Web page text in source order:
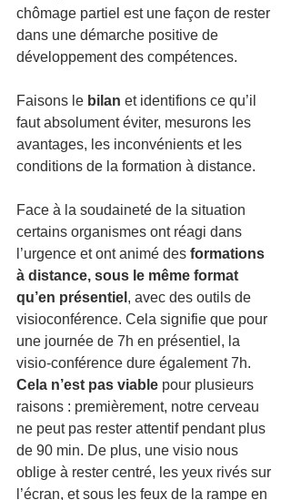
chômage partiel est une façon de rester
dans une démarche positive de
développement des compétences.
Faisons le bilan et identifions ce qu’il
faut absolument éviter, mesurons les
avantages, les inconvénients et les
conditions de la formation à distance.
Face à la soudaineté de la situation
certains organismes ont réagi dans
l’urgence et ont animé des formations
à distance, sous le même format
qu’en présentiel , avec des outils de
visioconférence. Cela signifie que pour
une journée de 7h en présentiel, la
visio-conférence dure également 7h.
Cela n’est pas viable pour plusieurs
raisons : premièrement, notre cerveau
ne peut pas rester attentif pendant plus
de 90 min. De plus, une visio nous
oblige à rester centré, les yeux rivés sur
l’écran, et sous les feux de la rampe en